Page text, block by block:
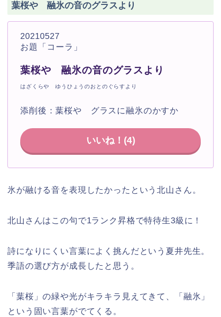
葉桜や 融氷の音のグラスより
20210527
お題「コーラ」
葉桜や 融氷の音のグラスより
はざくらや ゆうひょうのおとのぐらすより
添削後：葉桜や グラスに融氷のかすか
いいね！(4)
氷が融ける音を表現したかったという北山さん。
北山さんはこの句で1ランク昇格で特待生3級に！
詩になりにくい言葉によく挑んだという夏井先生。
季語の選び方が成長したと思う。
「葉桜」の緑や光がキラキラ見えてきて、「融氷」
という固い言葉がでてくる。